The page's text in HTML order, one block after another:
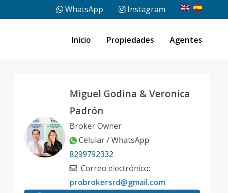
WhatsApp Instagram
Inicio Propiedades Agentes
Miguel Godina & Veronica
Padrón
Broker Owner
Celular / WhatsApp:
8299792332
Correo electrónico:
probrokersrd@gmail.com